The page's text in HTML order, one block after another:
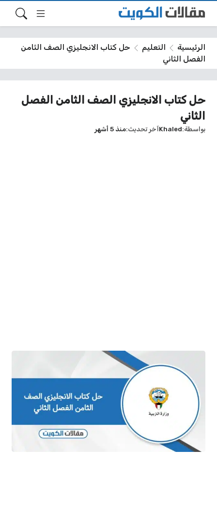
الرئيسية التعليم
حل كتاب الانجليزي الصف الثامن
الفصل الثاني
حل كتاب الانجليزي الصف الثامن الفصل
الثاني
بواسطة Khaledآخر تحديث منذ 5 أشهر